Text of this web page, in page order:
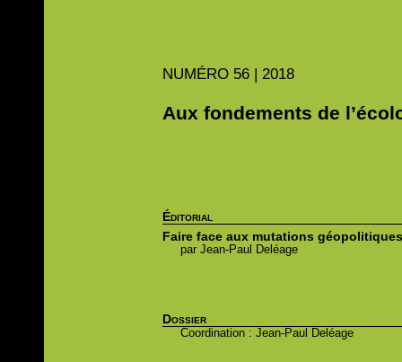
NUMÉRO 56 | 2018
Aux fondements de
Éditorial
Faire face aux mutations
parJean-Paul Deléage
Dossier
Coordination : Jean-Paul Deléage